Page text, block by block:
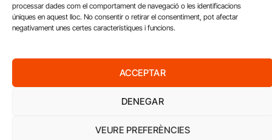
processar dades com el comportament de navegació o les identificacions
úniques en aquest lloc. No consentir o retirar el consentiment, pot afectar
negativament unes certes característiques i funcions.
ACCEPTAR
DENEGAR
VEURE PREFERÈNCIES